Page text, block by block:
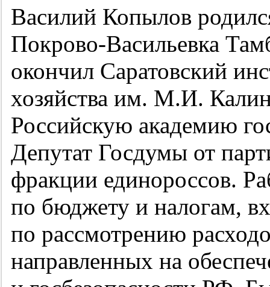
Василий Копылов
Покрово-Васильевка
окончил Саратовский
хозяйства им. М.И.
Российскую академию
Депутат Госдумы от
фракции единороссов.
по бюджету и налогам,
по рассмотрению
направленных на